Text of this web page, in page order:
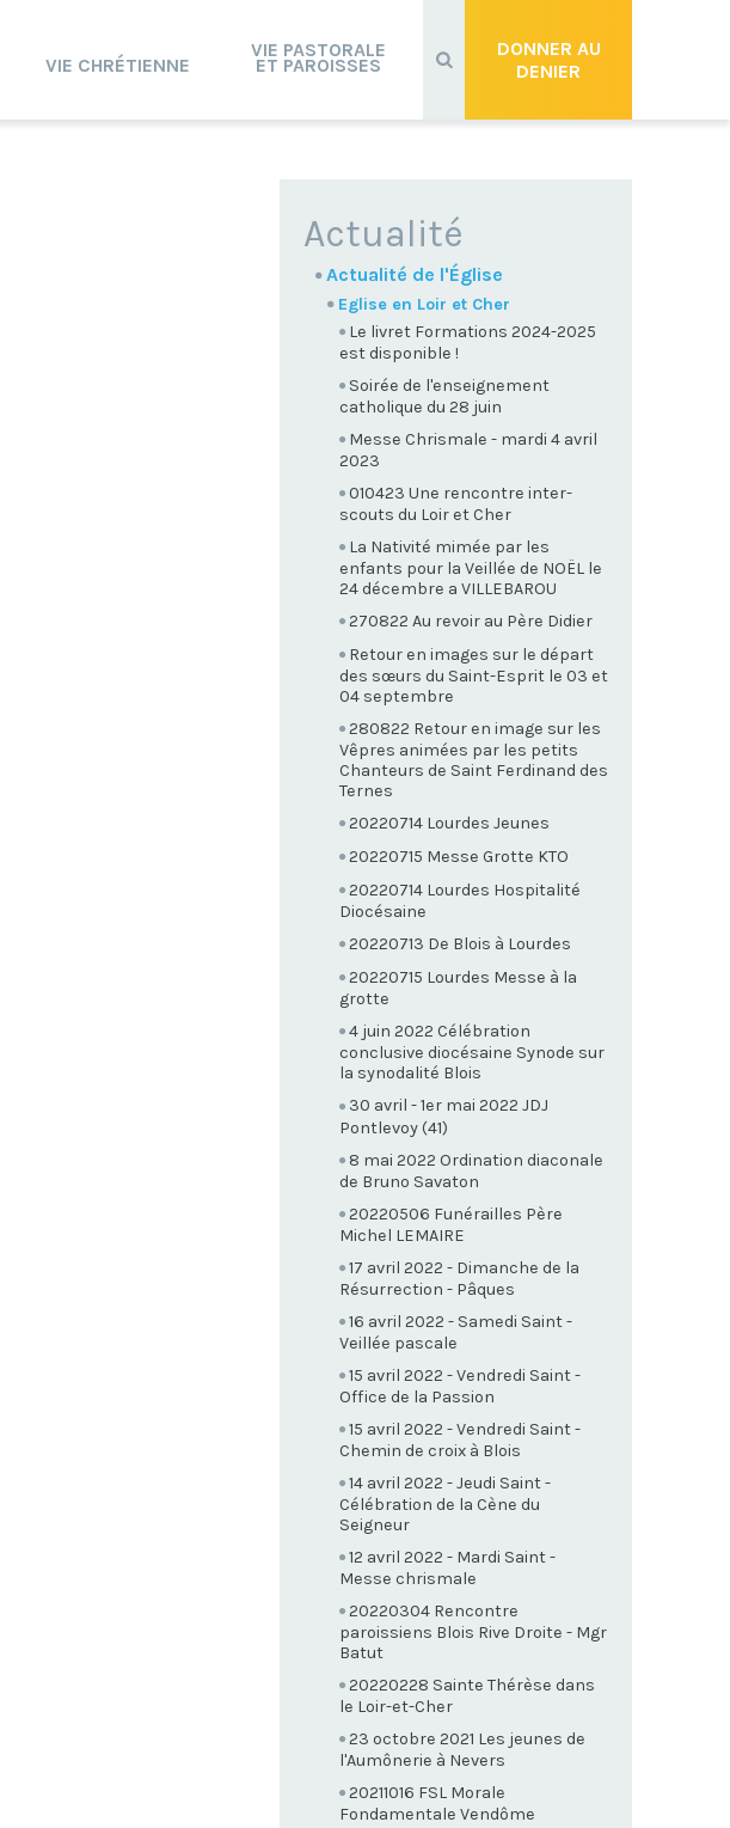
DONNER AU
DENIER
VIE CHRÉTIENNE
VIE PASTORALE
ET PAROISSES
NAVIGATION
Actualité
Actualité de l'Église
Eglise en Loir et Cher
Le livret Formations 2024-2025
est disponible !
Soirée de l'enseignement
catholique du 28 juin
Messe Chrismale - mardi 4 avril
2023
010423 Une rencontre inter-
scouts du Loir et Cher
La Nativité mimée par les
enfants pour la Veillée de NOËL le
24 décembre a VILLEBAROU
270822 Au revoir au Père Didier
Retour en images sur le départ
des sœurs du Saint-Esprit le 03 et
04 septembre
280822 Retour en image sur les
Vêpres animées par les petits
Chanteurs de Saint Ferdinand des
Ternes
20220714 Lourdes Jeunes
20220715 Messe Grotte KTO
20220714 Lourdes Hospitalité
Diocésaine
20220713 De Blois à Lourdes
20220715 Lourdes Messe à la
grotte
4 juin 2022 Célébration
conclusive diocésaine Synode sur
la synodalité Blois
30 avril - 1er mai 2022 JDJ
Pontlevoy (41)
8 mai 2022 Ordination diaconale
de Bruno Savaton
20220506 Funérailles Père
Michel LEMAIRE
17 avril 2022 - Dimanche de la
Résurrection - Pâques
16 avril 2022 - Samedi Saint -
Veillée pascale
15 avril 2022 - Vendredi Saint -
Office de la Passion
15 avril 2022 - Vendredi Saint -
Chemin de croix à Blois
14 avril 2022 - Jeudi Saint -
Célébration de la Cène du
Seigneur
12 avril 2022 - Mardi Saint -
Messe chrismale
20220304 Rencontre
paroissiens Blois Rive Droite - Mgr
Batut
20220228 Sainte Thérèse dans
le Loir-et-Cher
23 octobre 2021 Les jeunes de
l'Aumônerie à Nevers
20211016 FSL Morale
Fondamentale Vendôme